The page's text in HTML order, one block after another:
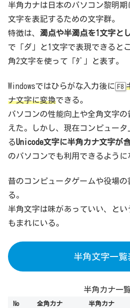
半角カナは日本のパソコン黎明
文字を表記するための文字群。
特徴は、 濁点や半濁点を1文字と
で「ダ」と1文字で表現できると
角2文字を使って「ﾀﾞ」と表す。
Windowsではひらがな入力後に F8
ナ文字に変換できる。
パソコンの性能向上や全角文字
えた。しかし、現在コンピュー
るUnicode文字に半角カナ文字が
のパソコンでも利用できるように
昔のコンピュータゲームや役場
る。
半角文字は味があっていい、と
もまれにいる。
半角文字一覧
半角カナ一
No 全角カナ 半角カナ